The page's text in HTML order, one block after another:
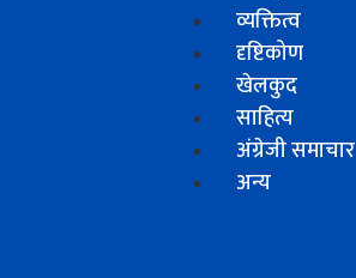
व्यक्तित्व
दृष्टिकोण
खेलकुद
साहित्य
अंग्रेजी समाचार
अन्य